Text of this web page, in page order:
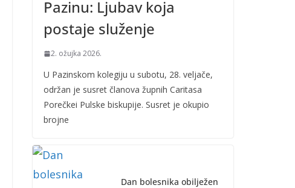
Pazinu: Ljubav koja
postaje služenje
2. ožujka 2026.
U Pazinskom kolegiju u subotu, 28. veljače,
održan je susret članova župnih Caritasa
Porečkei Pulske biskupije. Susret je okupio
brojne
Dan bolesnika obilježen